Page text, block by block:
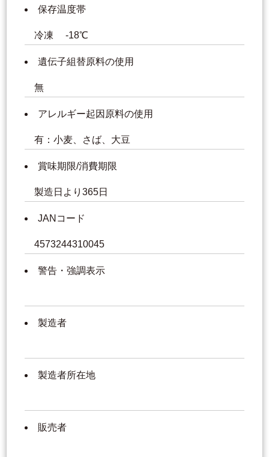
保存温度帯
冷凍 -18℃
遺伝子組替原料の使用
無
アレルギー起因原料の使用
有：小麦、さば、大豆
賞味期限/消費期限
製造日より365日
JANコード
4573244310045
警告・強調表示
製造者
製造者所在地
販売者